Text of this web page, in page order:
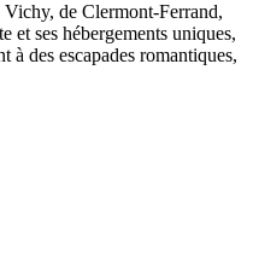
de Clermont-Ferrand,
et ses hébergements uniques,
à des escapades romantiques,